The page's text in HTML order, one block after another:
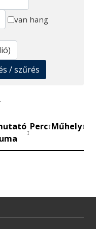
van hang
/ szűrés
↕
Perc↕Műhely↕